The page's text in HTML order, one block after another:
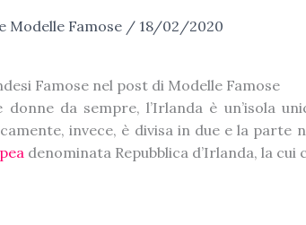
Modelle Famose / 18/02/2020
Famose nel post di Modelle Famose
donne da sempre, l’Irlanda è un’isola
invece, è divisa in due e la
denominata Repubblica d’Irlanda, la cui